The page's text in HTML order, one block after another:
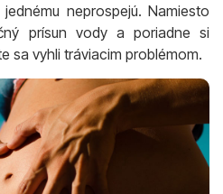
neprospejú. Namiesto
prísun vody a poriadne si
sa vyhli tráviacim problémom.